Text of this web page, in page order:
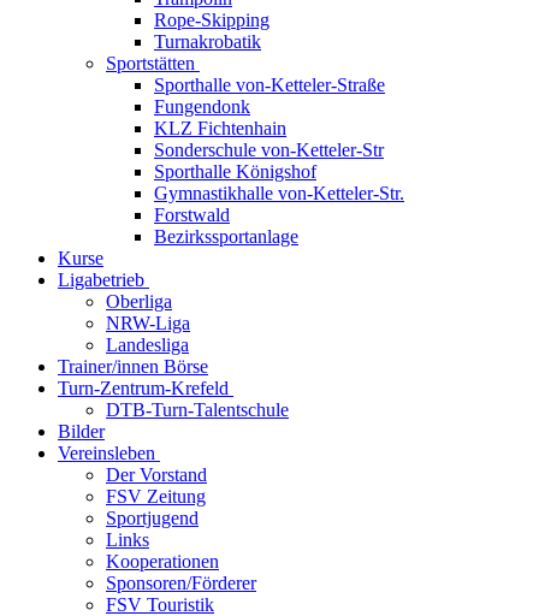
Rope-Skipping
Turnakrobatik
Sportstätten
Sporthalle von-Ketteler-Straße
Fungendonk
KLZ Fichtenhain
Sonderschule von-Ketteler-Str
Sporthalle Königshof
Gymnastikhalle von-Ketteler-Str.
Forstwald
Bezirkssportanlage
Kurse
Ligabetrieb
Oberliga
NRW-Liga
Landesliga
Trainer/innen Börse
Turn-Zentrum-Krefeld
DTB-Turn-Talentschule
Bilder
Vereinsleben
Der Vorstand
FSV Zeitung
Sportjugend
Links
Kooperationen
Sponsoren/Förderer
FSV Touristik